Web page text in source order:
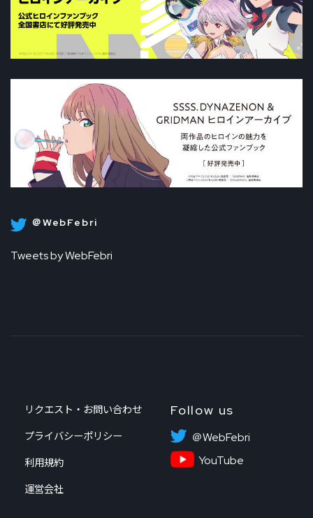
＠WebFebri
Tweets by WebFebri
リクエスト・お問い合わせ
プライバシーポリシー
利用規約
運営会社
Follow us
＠WebFebri
YouTube